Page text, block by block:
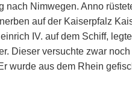
nach Nimwegen. Anno
auf der Kaiserpfalz
IV. auf dem Schiff,
Dieser versuchte zwar
wurde aus dem Rhein